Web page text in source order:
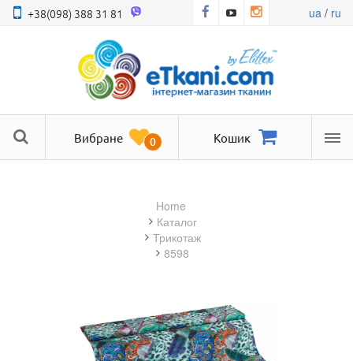
+38(098) 388 31 81 ua/ ru
Вибране 0 Кошик
Home
Каталог
трикотаж
8598